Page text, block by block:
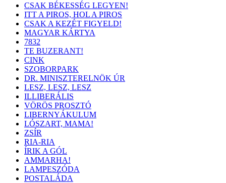
CSAK BÉKESSÉG LEGYEN!
ITT A PIROS, HOL A PIROS
CSAK A KEZÉT FIGYELD!
MAGYAR KÁRTYA
7832
TE BUZERANT!
CINK
SZOBORPARK
DR. MINISZTERELNÖK ÚR
LESZ, LESZ, LESZ
ILLIBERÁLIS
VÖRÖS PROSZTÓ
LIBERNYÁKULUM
LÓSZART, MAMA!
ZSÍR
RIA-RIA
ÍRIK A GÓL
AMMARHA!
LAMPESZÓDA
POSTALÁDA